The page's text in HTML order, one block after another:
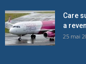
Care
a
25 mai